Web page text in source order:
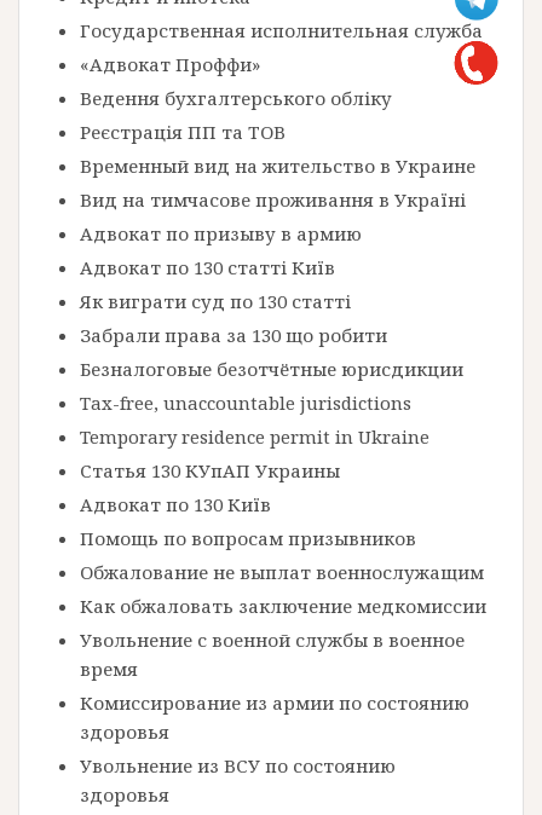
Государственная исполнительная служба
«Адвокат Проффи»
Ведення бухгалтерського обліку
Реєстрація ПП та ТОВ
Временный вид на жительство в Украине
Вид на тимчасове проживання в Україні
Адвокат по призыву в армию
Адвокат по 130 статті Київ
Як виграти суд по 130 статті
Забрали права за 130 що робити
Безналоговые безотчётные юрисдикции
Tax-free, unaccountable jurisdictions
Temporary residence permit in Ukraine
Статья 130 КУпАП Украины
Адвокат по 130 Київ
Помощь по вопросам призывников
Обжалование не выплат военнослужащим
Как обжаловать заключение медкомиссии
Увольнение с военной службы в военное
время
Комиссирование из армии по состоянию
здоровья
Увольнение из ВСУ по состоянию
здоровья